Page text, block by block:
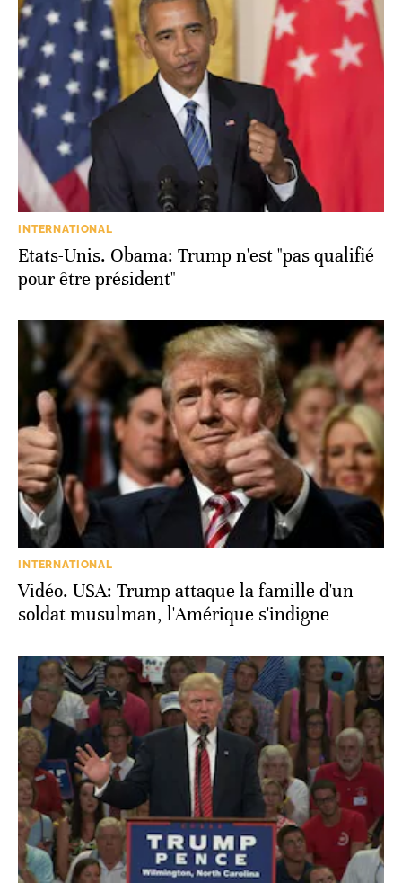
INTERNATIONAL
Etats-Unis. Obama: Trump n'est "pas qualifié
pour être président"
INTERNATIONAL
Vidéo. USA: Trump attaque la famille d'un
soldat musulman, l'Amérique s'indigne